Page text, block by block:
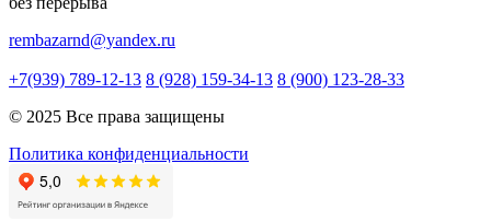
rembazarnd@yandex.ru
+7(939) 789-12-13 8 (928) 159-34-13 8 (900) 123-28-33
© 2025 Все права защищены
Политика конфиденциальности